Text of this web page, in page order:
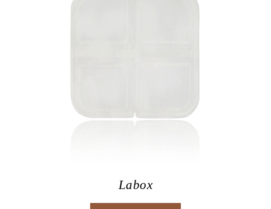
Labox